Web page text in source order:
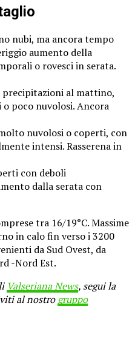
nubi, ma ancora tempo
aumento della
o rovesci in serata.
al mattino,
poco nuvolosi. Ancora
nuvolosi o coperti, con
intensi. Rasserena in
con deboli
dalla serata con
tra 16/19°C. Massime
in calo fin verso i 3200
da Sud Ovest, da
-Nord Est.
Valseriana News, segui la
al nostrogruppo